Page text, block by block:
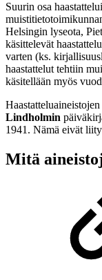
Suurin osa
Helsingin lyseota,
käsittelevät
varten (ks.
haastattelut tehtiin
käsitellään myös
Lindholmin
1941. Nämä eivät
Mitä